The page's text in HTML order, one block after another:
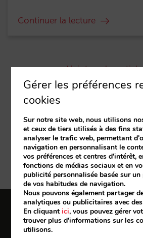
Continuer la lecture
Voir tous les
Inscrivez-vous à
Inscrivez-vous
Gérer les préférences
cookies
Sur notre site web, nous utilisons
et ceux de tiers utilisés à des fins
analyser le trafic web, permettant
navigation en personnalisant le
vos préférences et centres d'intérêt,
fonctions de médias sociaux et en
publicité personnalisée basée sur
de vos habitudes de navigation.
Nous pouvons également partager
analytiques ou publicitaires avec
En cliquantici, vous pouvez gérer
trouver plus d'informations sur les
utilisons.